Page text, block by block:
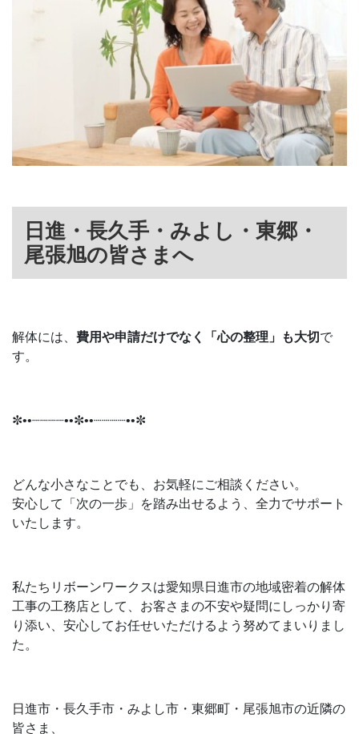
日進・長久手・みよし・東郷・
尾張旭の皆さまへ
解体には、 費用や申請だけでなく「心の整理」も大切 で
す。
✼••┈┈┈┈••✼••┈┈┈┈••✼
どんな小さなことでも、お気軽にご相談ください。
安心して「次の一歩」を踏み出せるよう、全力でサポート
いたします。
私たちリボーンワークスは愛知県日進市の地域密着の解体
工事の工務店として、お客さまの不安や疑問にしっかり寄
り添い、安心してお任せいただけるよう努めてまいりまし
た。
日進市・長久手市・みよし市・東郷町・尾張旭市の近隣の
皆さま、